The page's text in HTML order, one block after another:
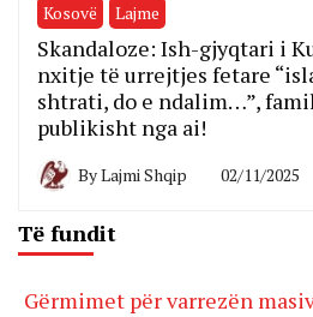
Kosovë Lajme
Skandaloze: Ish-gjyqtari i
nxitje të urrejtjes fetare
shtrati, do e ndalim…”,
publikisht nga ai!
ByLajmi Shqip 02/11/2025
Të fundit
Gërmimet për varrezën